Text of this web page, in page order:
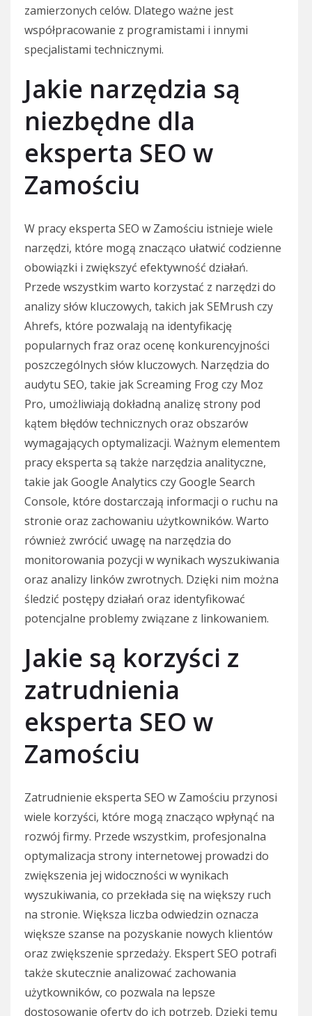
zamierzonych celów. Dlatego ważne jest
współpracowanie z programistami i innymi
specjalistami technicznymi.
Jakie narzędzia są
niezbędne dla
eksperta SEO w
Zamościu
W pracy eksperta SEO w Zamościu istnieje wiele
narzędzi, które mogą znacząco ułatwić codzienne
obowiązki i zwiększyć efektywność działań.
Przede wszystkim warto korzystać z narzędzi do
analizy słów kluczowych, takich jak SEMrush czy
Ahrefs, które pozwalają na identyfikację
popularnych fraz oraz ocenę konkurencyjności
poszczególnych słów kluczowych. Narzędzia do
audytu SEO, takie jak Screaming Frog czy Moz
Pro, umożliwiają dokładną analizę strony pod
kątem błędów technicznych oraz obszarów
wymagających optymalizacji. Ważnym elementem
pracy eksperta są także narzędzia analityczne,
takie jak Google Analytics czy Google Search
Console, które dostarczają informacji o ruchu na
stronie oraz zachowaniu użytkowników. Warto
również zwrócić uwagę na narzędzia do
monitorowania pozycji w wynikach wyszukiwania
oraz analizy linków zwrotnych. Dzięki nim można
śledzić postępy działań oraz identyfikować
potencjalne problemy związane z linkowaniem.
Jakie są korzyści z
zatrudnienia
eksperta SEO w
Zamościu
Zatrudnienie eksperta SEO w Zamościu przynosi
wiele korzyści, które mogą znacząco wpłynąć na
rozwój firmy. Przede wszystkim, profesjonalna
optymalizacja strony internetowej prowadzi do
zwiększenia jej widoczności w wynikach
wyszukiwania, co przekłada się na większy ruch
na stronie. Większa liczba odwiedzin oznacza
większe szanse na pozyskanie nowych klientów
oraz zwiększenie sprzedaży. Ekspert SEO potrafi
także skutecznie analizować zachowania
użytkowników, co pozwala na lepsze
dostosowanie oferty do ich potrzeb. Dzięki temu